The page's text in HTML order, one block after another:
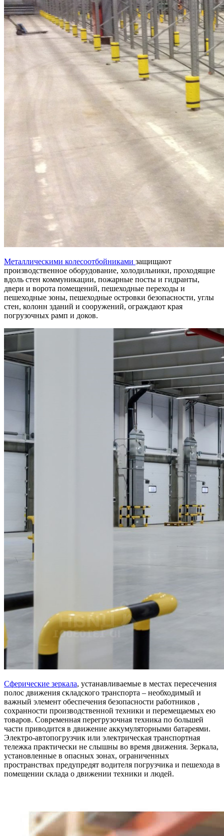
Металлическими колесоотбойниками защищают
производственное оборудование, холодильники, проходящие
вдоль стен коммуникации, пожарные посты и гидранты,
двери и ворота помещений, пешеходные переходы и
пешеходные зоны, пешеходные островки безопасности, углы
стен, колонн зданий и сооружений, ограждают края
погрузочных рамп и доков.
Сферические зеркала, устанавливаемые в местах пересечения
полос движения складского транспорта – необходимый и
важный элемент обеспечения безопасности работников ,
сохранности производственной техники и перемещаемых ею
товаров. Современная перегрузочная техника по большей
части приводится в движение аккумуляторными батареями.
Электро-автопогрузчик или электрическая транспортная
тележка практически не слышны во время движения. Зеркала,
установленные в опасных зонах, ограниченных
пространствах предупредят водителя погрузчика и пешехода в
помещении склада о движении техники и людей.